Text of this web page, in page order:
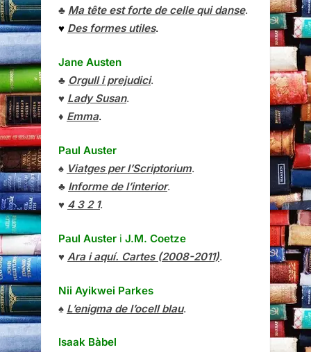
♣ Ma tête est forte de celle qui danse.
♥ Des formes utiles.
Jane Austen
♣ Orgull i prejudici.
♥ Lady Susan.
♦ Emma.
Paul Auster
♠ Viatges per l’Scriptorium.
♣ Informe de l’interior.
♥ 4 3 2 1.
Paul Auster i J.M. Coetze
♥ Ara i aquí. Cartes (2008-2011).
Nii Ayikwei Parkes
♠ L’enigma de l’ocell blau.
Isaak Bàbel